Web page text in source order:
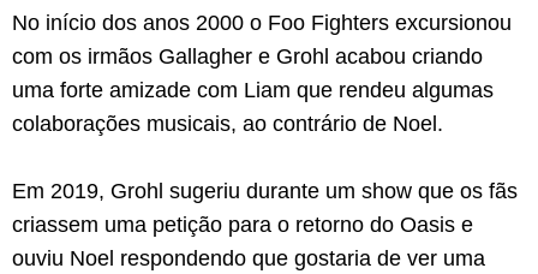
No início dos anos 2000 o Foo Fighters excursionou
com os irmãos Gallagher e Grohl acabou criando
uma forte amizade com Liam que rendeu algumas
colaborações musicais, ao contrário de Noel.
Em 2019, Grohl sugeriu durante um show que os fãs
criassem uma petição para o retorno do Oasis e
ouviu Noel respondendo que gostaria de ver uma